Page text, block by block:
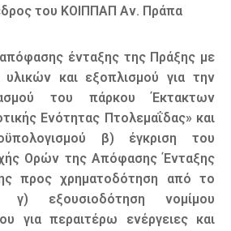
του ΚΟΙΠΠΑΠ Αν. Πράπα
ένταξης της Πράξης με
υλικών και εξοπλισμού για την
του πάρκου Έκτακτων
Ενότητας Πτολεμαΐδας» και
β) έγκριση του
Ορών της Απόφασης Ένταξης
προς χρηματοδότηση από το
γ) εξουσιοδότηση νομίμου
για περαιτέρω ενέργειες και